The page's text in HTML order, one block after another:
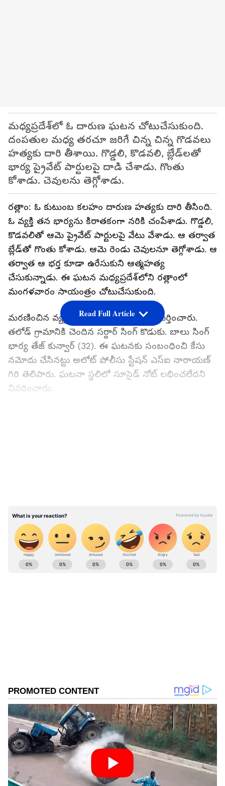
మధ్యప్రదేశ్‌లో ఓ దారుణ ఘటన చోటుచేసుకుంది.
దంపతుల మధ్య తరచూ జరిగే చిన్న చిన్న గొడవలు
హత్యకు దారి తీశాయి. గొడ్డలి, కొడవలి, బ్లేడ్‌లతో
భార్య ప్రైవేట్ పార్టులపై దాడి చేశాడు. గొంతు
కోశాడు. చెవులను తెగ్గోశాడు.
రత్లాం: ఓ కుటుంబ కలహం దారుణ హత్యకు దారి తీసింది.
ఓ వ్యక్తి తన భార్యను కిరాతకంగా నరికి చంపేశాడు. గొడ్డలి,
కొడవలితో ఆమె ప్రైవేట్ పార్టులపై వేటు వేశాడు. ఆ తర్వాత
బ్లేడ్‌తో గొంతు కోశాడు. ఆమె రెండు చెవులనూ తెగ్గోశాడు. ఆ
తర్వాత ఆ భర్త కూడా ఉరేసుకుని ఆత్మహత్య
చేసుకున్నాడు. ఈ ఘటన మధ్యప్రదేశ్‌లోని రత్లాంలో
మంగళవారం సాయంత్రం చోటుచేసుకుంది.
మరణించిన వ్యక్తిని 35 ఏళ్ల బాలు సింగ్‌గా గుర్తించారు.
తలోడ్ గ్రామానికి చెందిన సర్దార్ సింగ్ కొడుకు. బాలు సింగ్
భార్య తేజ్ కున్వార్ (32). ఈ ఘటనకు సంబంధించి కేసు
నమోదు చేసినట్టు అలోట్ పోలీసు స్టేషన్ ఎస్ఐ నారాయణ్
గిరి తెలిపారు. ఘటనా స్థలిలో సూసైడ్ నోట్ లభించలేదని
వివరించారు.
Read Full Article
ABOUT THE AUTHOR